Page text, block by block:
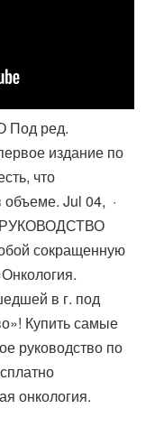
ред.
издание по
что
объеме. Jul 04, ·
сокращенную
в г. под
Купить самые
руководство по
онкология.